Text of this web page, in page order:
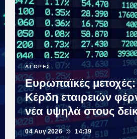
ΑΓΟΡΕΣ
Ευρωπαϊκές μετοχές:
Κέρδη εταιρειών
νέα υψηλά στους
04 Αυγ 2026 14:39